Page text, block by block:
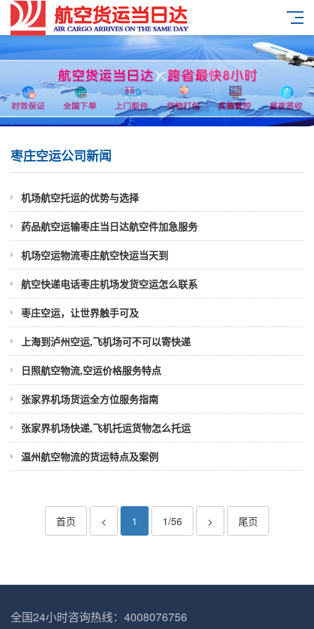
枣庄空运公司新闻
机场航空托运的优势与选择
药品航空运输枣庄当日达航空件加急服务
机场空运物流枣庄航空快运当天到
航空快递电话枣庄机场发货空运怎么联系
枣庄空运，让世界触手可及
上海到泸州空运,飞机场可不可以寄快递
日照航空物流,空运价格服务特点
张家界机场货运全方位服务指南
张家界机场快递,飞机托运货物怎么托运
温州航空物流的货运特点及案例
首页 < 1 1/56 > 尾页
全国24小时咨询热线：4008076756